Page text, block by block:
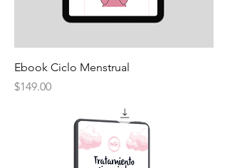
Ebook Ciclo Menstrual
Precio
$149.00